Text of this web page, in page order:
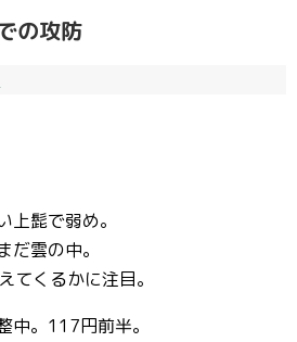
の攻防
上髭で弱め。
雲の中。
くるかに注目。
中。117円前半。